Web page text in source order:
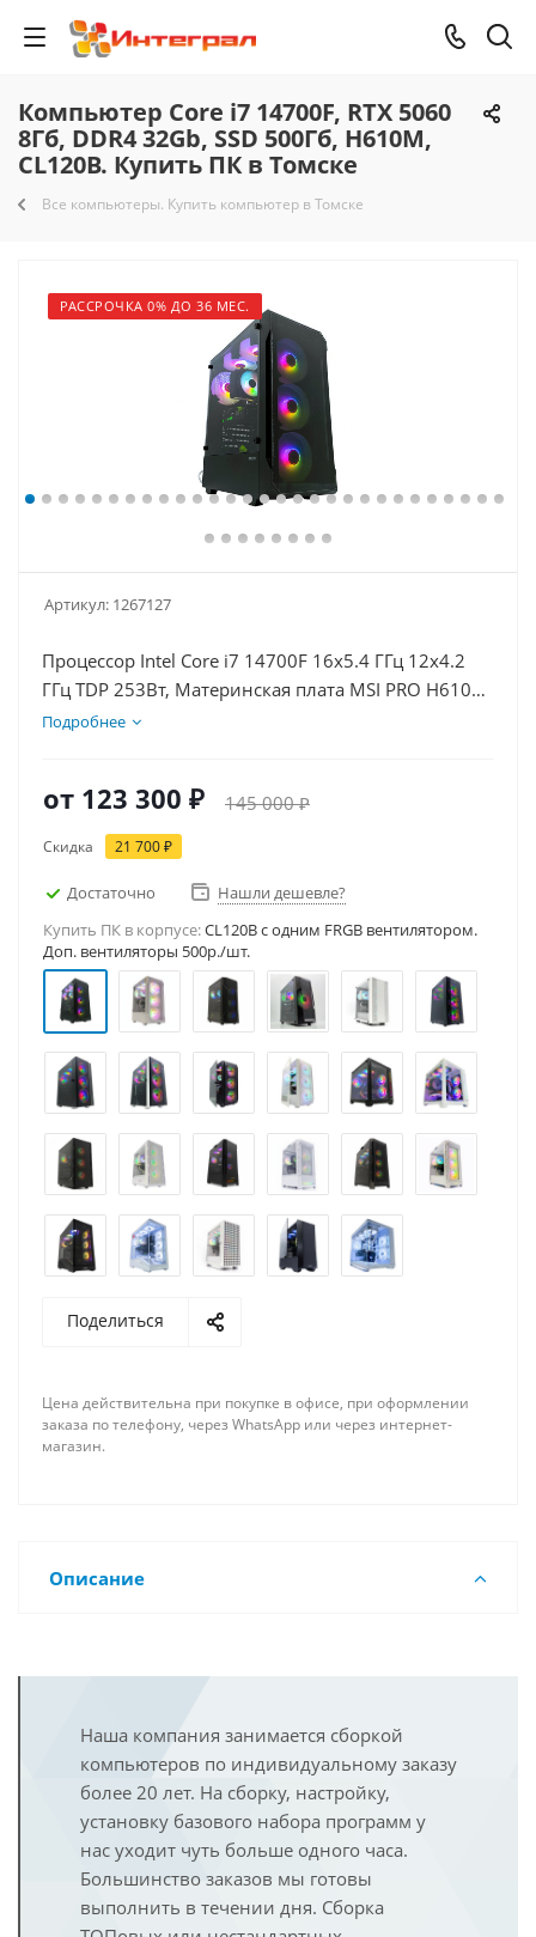
Компьютер Core i7 14700F, RTX 5060
8Гб, DDR4 32Gb, SSD 500Гб, H610M,
CL120B. Купить ПК в Томске
Все компьютеры. Купить компьютер в Томске
РАССРОЧКА 0% ДО 36 МЕС.
Артикул: 1267127
Процессор Intel Core i7 14700F 16x5.4 ГГц 12x4.2
ГГц TDP 253Вт, Материнская плата MSI PRO H610M-
E, Видеокарта RTX 5060 8Гб, Память DDR4 32Gb,
Подробнее
от 123 300 ₽ 145 000 ₽
Скидка 21 700 ₽
Достаточно
Нашли дешевле?
Купить ПК в корпусе:CL120B c одним FRGB вентилятором.
Доп. вентиляторы 500р./шт.
Поделиться
Цена действительна при покупке в офисе, при оформлении
заказа по телефону, через WhatsApp или через интернет-
магазин.
Описание
Наша компания занимается сборкой
компьютеров по индивидуальному заказу
более 20 лет. На сборку, настройку,
установку базового набора программ у
нас уходит чуть больше одного часа.
Большинство заказов мы готовы
выполнить в течении дня. Сборка